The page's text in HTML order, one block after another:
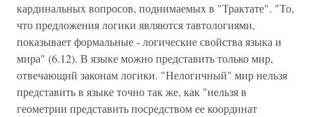
кардинальных вопросов, поднимаемых в "Трактате". "То,
что предложения логики являются тавтологиями,
показывает формальные - логические свойства языка и
мира" (6.12). В языке можно представить только мир,
отвечающий законам логики. "Нелогичный" мир нельзя
представить в языке точно так же, как "нельзя в
геометрии представить посредством ее координат